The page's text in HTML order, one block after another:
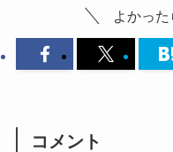
よかった
コメント